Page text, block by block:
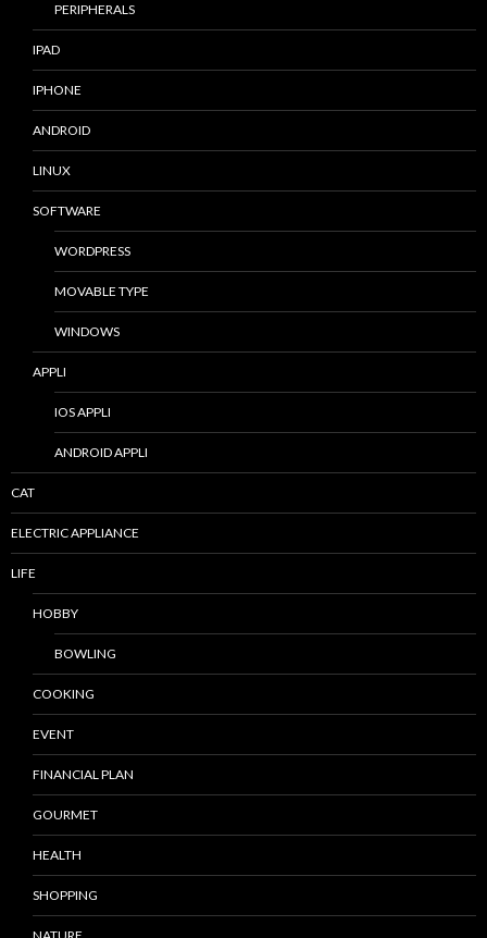
PERIPHERALS
IPAD
IPHONE
ANDROID
LINUX
SOFTWARE
WORDPRESS
MOVABLE TYPE
WINDOWS
APPLI
IOS APPLI
ANDROID APPLI
CAT
ELECTRIC APPLIANCE
LIFE
HOBBY
BOWLING
COOKING
EVENT
FINANCIAL PLAN
GOURMET
HEALTH
SHOPPING